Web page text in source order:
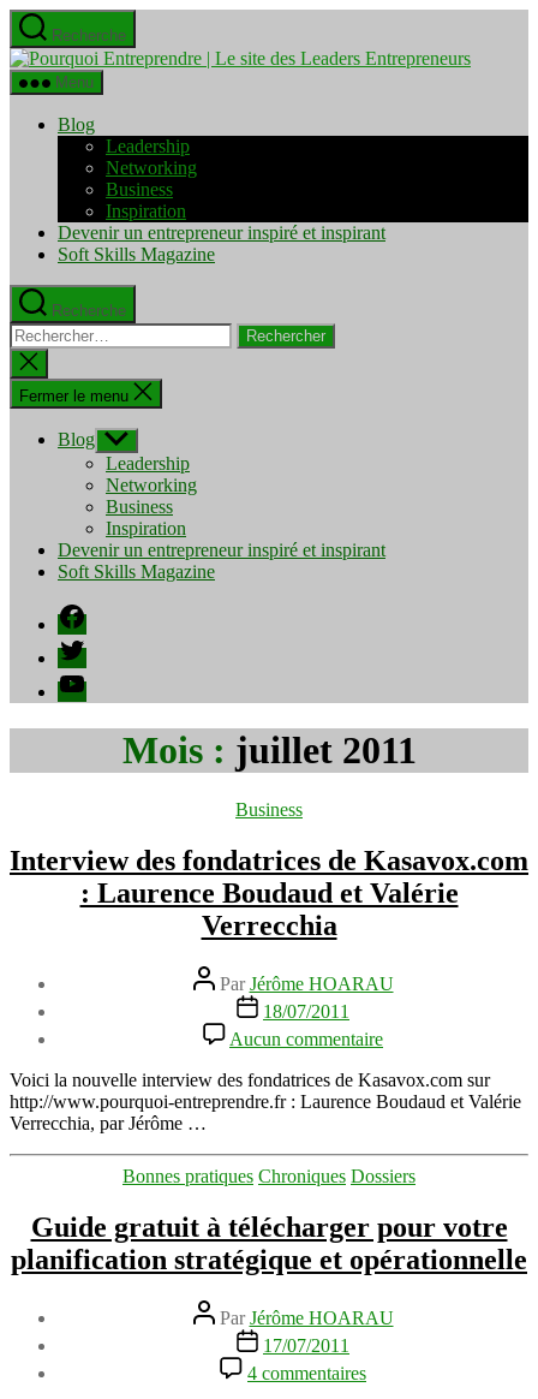
Aller
au
contenu
Recherche
Pourquoi
Menu
Blog
Leadership
Networking
Business
Inspiration
Devenir un entrepreneur inspiré et inspirant
Soft Skills Magazine
Recherche
Rechercher :
Fermer
la
recherche
Fermer le menu
Blog Afficher
le
sous-
menu
Leadership
Networking
Business
Inspiration
Devenir un entrepreneur inspiré et inspirant
Soft Skills Magazine
Facebook
Twitter
YouTube
Mois : juillet 2011
Catégories
Business
Interview des fondatrices de Kasavox.com
: Laurence Boudaud et Valérie
Verrecchia
Auteur
de
l’article
ParJérôme HOARAU
Date
l’article
18/07/2011
Aucun commentaire
Interview
des
fondatrices
:
Laurence
et
Valérie
Verrecchia
Voici la nouvelle interview des fondatrices de Kasavox.com sur
http://www.pourquoi-entreprendre.fr : Laurence Boudaud et Valérie
Verrecchia, par Jérôme …
Catégories
Bonnes pratiques Chroniques Dossiers
Guide gratuit à télécharger pour votre
planification stratégique et opérationnelle
Auteur
de
l’article
ParJérôme HOARAU
Date
de
l’article
17/07/2011
4 commentaires
Guide